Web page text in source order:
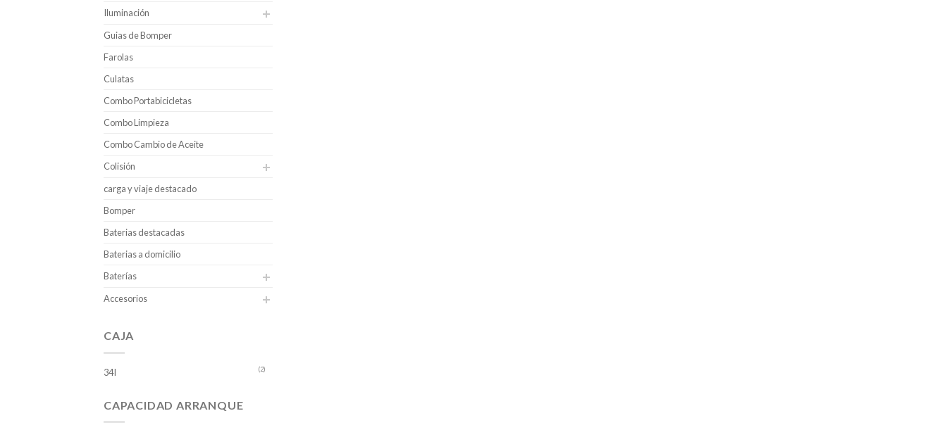
Iluminación
Guias de Bomper
Farolas
Culatas
Combo Portabicicletas
Combo Limpieza
Combo Cambio de Aceite
Colisión
carga y viaje destacado
Bomper
Baterias destacadas
Baterias a domicilio
Baterías
Accesorios
CAJA
34I (2)
CAPACIDAD ARRANQUE